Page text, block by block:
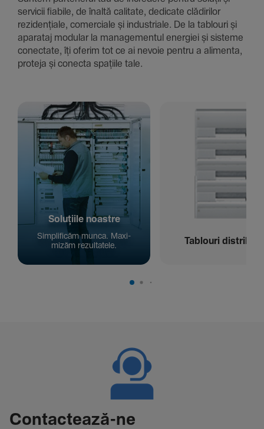
servicii fiabile, de înaltă cali­tate, dedi­cate clădi­rilor
rezi­den­țiale, comer­ciale și indus­triale. De la tablouri și
aparataj modular la managementul energiei și sisteme
conec­tate, îți oferim tot ce ai nevoie pentru a alimenta,
proteja și conecta spațiile tale.
Solu­țiile noastre
Simpli­ficăm munca. Maxi­
mizăm rezul­ta­tele.
Tablouri
Contac­tează-ne